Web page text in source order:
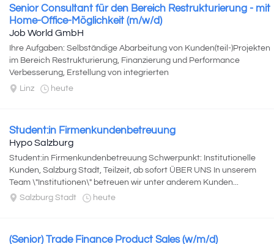
Senior Consultant für den Bereich Restrukturierung - mit
Home-Office-Möglichkeit (m/w/d)
Job World GmbH
Ihre Aufgaben: Selbständige Abarbeitung von Kunden(teil-)Projekten
im Bereich Restrukturierung, Finanzierung und Performance
Verbesserung, Erstellung von integrierten
Unternehmsplanungen/Finanzmodellen...
Linz heute
Student:in Firmenkundenbetreuung
Hypo Salzburg
Student:in Firmenkundenbetreuung Schwerpunkt: Institutionelle
Kunden, Salzburg Stadt, Teilzeit, ab sofort ÜBER UNS In unserem
Team \"Institutionen\" betreuen wir unter anderem Kunden...
Salzburg Stadt
heute
(Senior) Trade Finance Product Sales (w/m/d)